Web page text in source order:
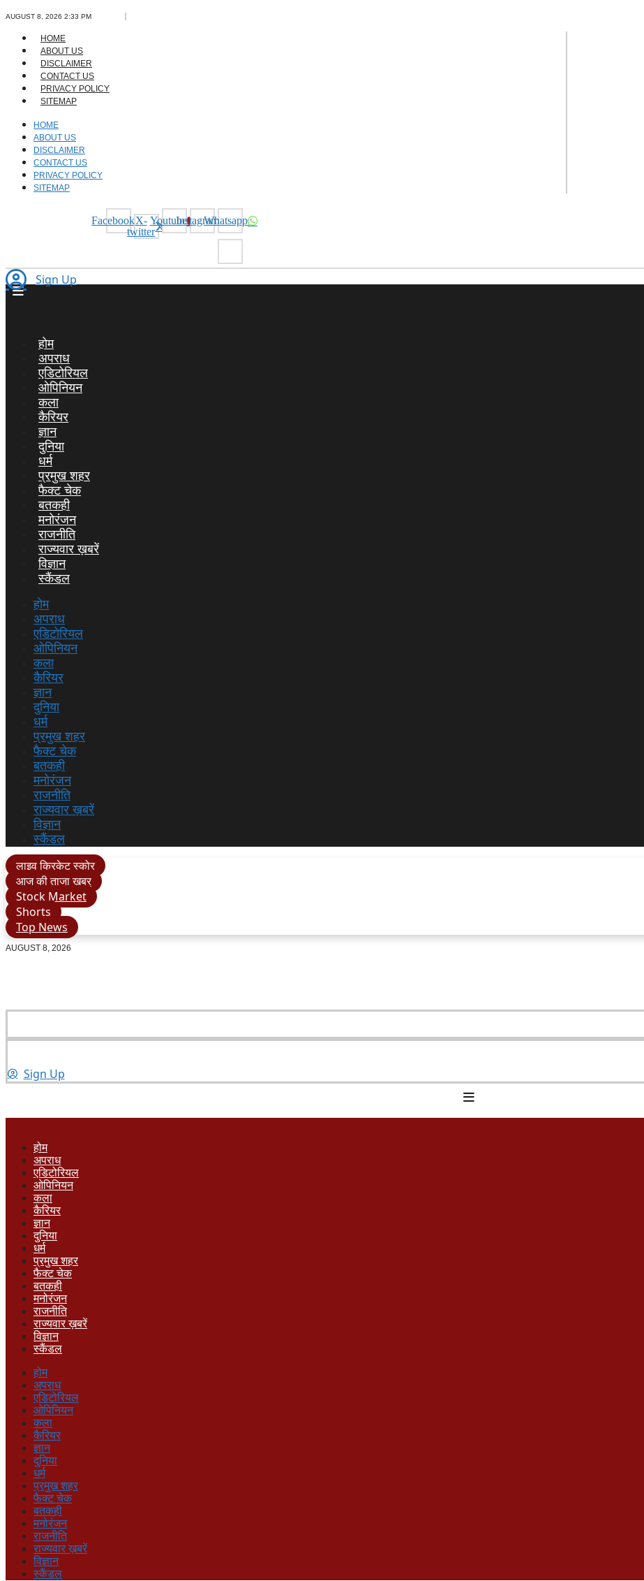
content
AUGUST 8, 2026 2:33 PM
HOME
ABOUT US
DISCLAIMER
CONTACT US
PRIVACY POLICY
SITEMAP
HOME
ABOUT US
DISCLAIMER
CONTACT US
PRIVACY POLICY
SITEMAP
FacebookX-
twitter
YoutubeInstagramWhatsapp
Sign Up
होम
अपराध
एडिटोरियल
ओपिनियन
कला
कैरियर
ज्ञान
दुनिया
धर्म
प्रमुख शहर
फैक्ट चेक
बतकही
मनोरंजन
राजनीति
राज्यवार ख़बरें
विज्ञान
स्कैंडल
होम
अपराध
एडिटोरियल
ओपिनियन
कला
कैरियर
ज्ञान
दुनिया
धर्म
प्रमुख शहर
फैक्ट चेक
बतकही
मनोरंजन
राजनीति
राज्यवार ख़बरें
विज्ञान
स्कैंडल
लाइव क्रिकेट स्कोर
आज की ताजा खबर
Stock Market
Shorts
Top News
AUGUST 8, 2026
Sign Up
होम
अपराध
एडिटोरियल
ओपिनियन
कला
कैरियर
ज्ञान
दुनिया
धर्म
प्रमुख शहर
फैक्ट चेक
बतकही
मनोरंजन
राजनीति
राज्यवार ख़बरें
विज्ञान
स्कैंडल
होम
अपराध
एडिटोरियल
ओपिनियन
कला
कैरियर
ज्ञान
दुनिया
धर्म
प्रमुख शहर
फैक्ट चेक
बतकही
मनोरंजन
राजनीति
राज्यवार ख़बरें
विज्ञान
स्कैंडल